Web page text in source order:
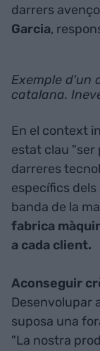
darrers
Garcia,
Exemple d'un
catalana.
En el context
estat clau "ser
darreres
específics
banda de la
fabrica
a cada client.
Aconseguir
Desenvolupar
suposa una
"La nostra